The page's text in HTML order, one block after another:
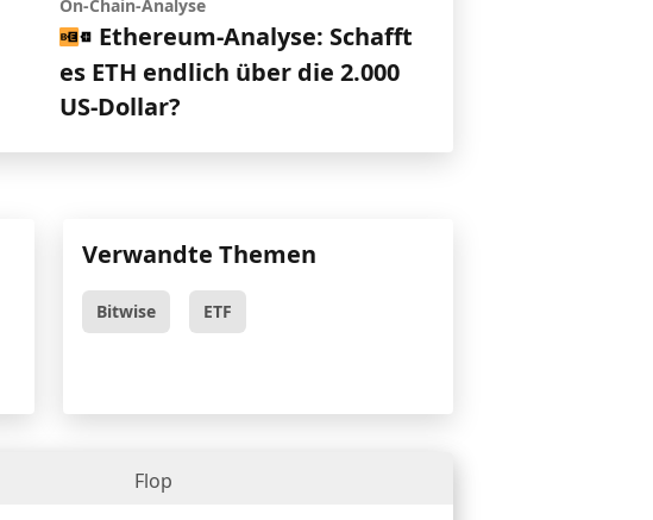
On-Chain-Analyse
Ethereum-Analyse: Schafft
es ETH endlich über die 2.000
US-Dollar?
Verwandte Themen
Bitwise ETF
Flop